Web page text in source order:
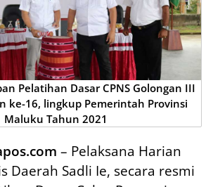
Pelatihan Dasar CPNS Golongan III
ke-16, lingkup Pemerintah Provinsi
Maluku Tahun 2021
– Pelaksana Harian
Daerah Sadli Ie, secara resmi